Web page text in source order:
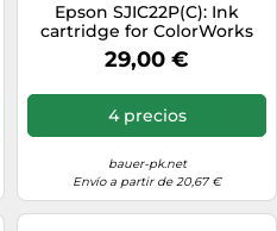
Epson SJIC22P(C): Ink
cartridge for ColorWorks
C3500 (Cyan)
29,00 €
4 precios
bauer-pk.net
Envío a partir de 20,67 €